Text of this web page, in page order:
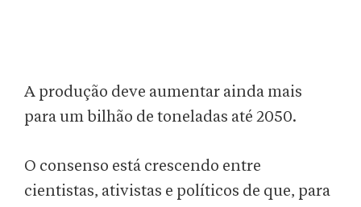
A produção deve aumentar ainda mais
para um bilhão de toneladas até 2050.
O consenso está crescendo entre
cientistas, ativistas e políticos de que, para